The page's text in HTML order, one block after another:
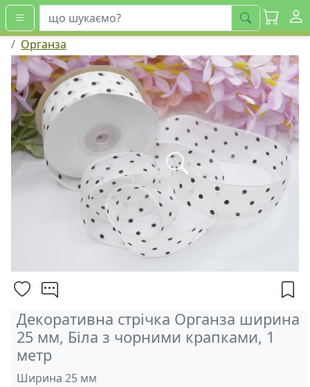
шукати
Органза
Декоративна стрічка Органза ширина
25 мм, Біла з чорними крапками, 1
метр
Ширина 25 мм